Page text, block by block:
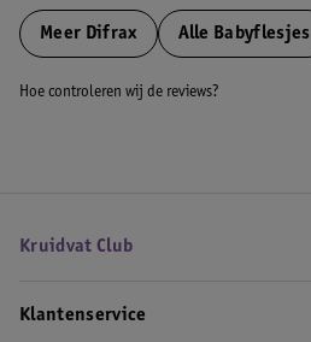
Meer Difrax Alle Babyflesjes
Hoe controleren wij de reviews?
Kruidvat Club
Klantenservice